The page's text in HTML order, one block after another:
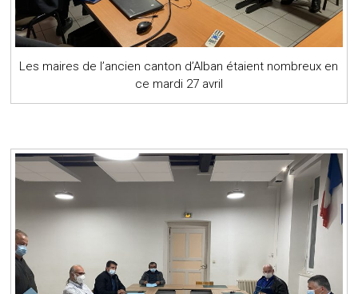
Les maires de l’ancien canton d’Alban étaient nombreux en
ce mardi 27 avril